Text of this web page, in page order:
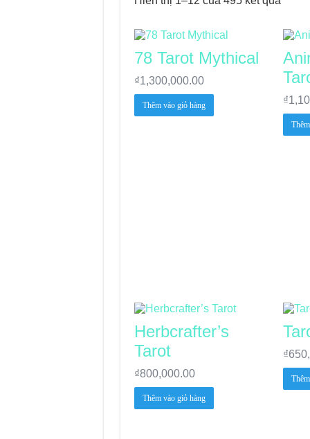
Journey Of Love
Journey Of Love
78 Tarot Mythical
₫1,300,000.00
Thêm vào giỏ hàng ₫
Herbcrafter’s
Tarot
₫800,000.00
Thêm vào giỏ hàng
₫